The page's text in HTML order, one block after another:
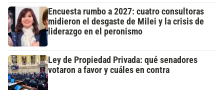
Encuesta rumbo a 2027: cuatro consultoras
midieron el desgaste de Milei y la crisis de
liderazgo en el peronismo
Ley de Propiedad Privada: qué senadores
votaron a favor y cuáles en contra